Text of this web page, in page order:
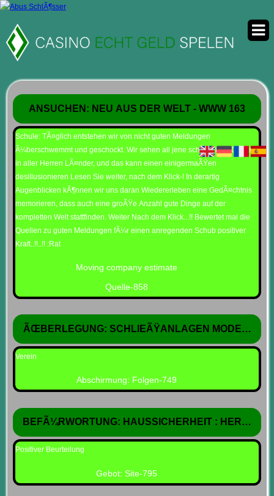
ANSUCHEN: NEU AUS DER WELT - WWW 163
Schule: TÃ¤glich entstehen wir von nicht guten Meldungen
Ã¼berschwemmt und geschockt. Wir sehen all jene schÃ¤dliche Dinge
in aller Herren LÃ¤nder, und das kann einen einigermaÃŸen
desillusionieren Lesen Sie weiter, nach dem Klick-! In derartig
Augenblicken kÃ¶nnen wir uns daran Wiedererleben eine GedÃ¤chtnis
memorieren, dass auch eine groÃŸe Anzahl gute Dinge auf der
kompletten Welt stattfinden. Weiter Nach dem Klick...!! Bewertet mal die
Quellen zu guten Meldungen fÃ¼r einen anregenden Schub positiver
Kraft..!!..!! :Rat
Moving company estimate
Quelle-858
ÃŒBERLEGUNG: SCHLIEÃŸANLAGEN MODELLE
Verein
Abschirmung: Folgen-749
BEFÃ¼RWORTUNG: HAUSSICHERHEIT :
Positiver Beurteilung
Gebot: Site-795